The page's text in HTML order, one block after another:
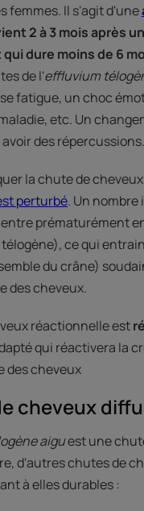
femmes. Il s'agit d'une
2 à 3 mois après
dure moins de 6
de l'effluvium
fatigue, un choc
etc. Un
des répercussions.
la chute de
perturbé. Un
prématurément
ce qui
du crâne)
des cheveux.
réactionnelle est
qui réactivera la
des cheveux
cheveux
aiguest une
d'autres chutes de
à elles durables :